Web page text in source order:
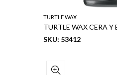
TURTLE WAX
SKU: 53412